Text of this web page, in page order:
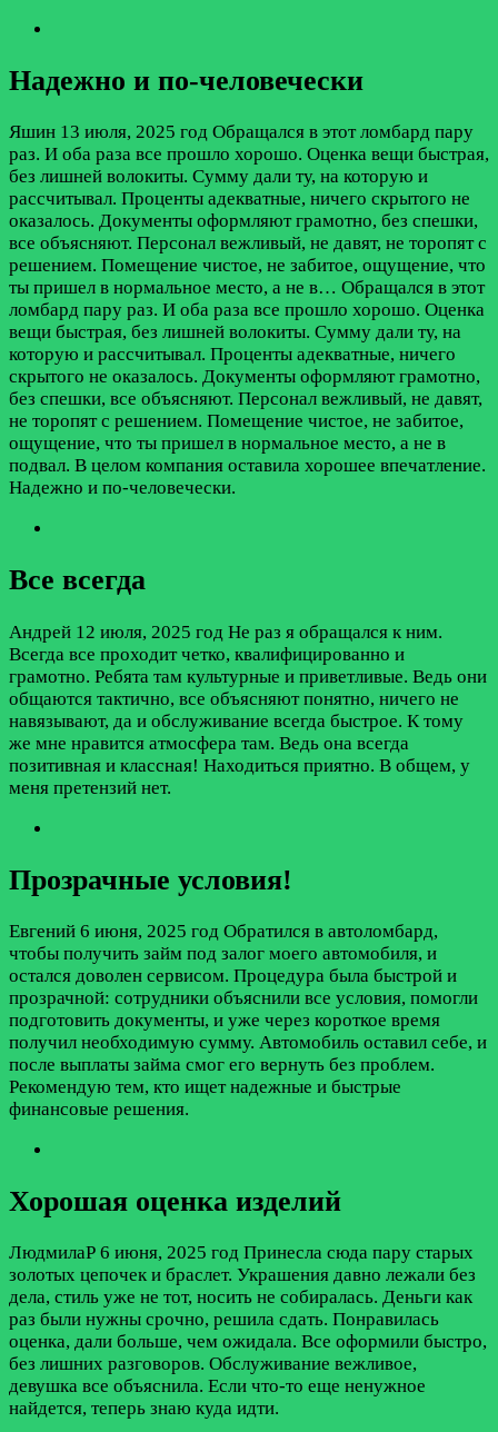
Надежно и по-человечески
Яшин 13 июля, 2025 год Обращался в этот ломбард пару
раз. И оба раза все прошло хорошо. Оценка вещи быстрая,
без лишней волокиты. Сумму дали ту, на которую и
рассчитывал. Проценты адекватные, ничего скрытого не
оказалось. Документы оформляют грамотно, без спешки,
все объясняют. Персонал вежливый, не давят, не торопят с
решением. Помещение чистое, не забитое, ощущение, что
ты пришел в нормальное место, а не в… Обращался в этот
ломбард пару раз. И оба раза все прошло хорошо. Оценка
вещи быстрая, без лишней волокиты. Сумму дали ту, на
которую и рассчитывал. Проценты адекватные, ничего
скрытого не оказалось. Документы оформляют грамотно,
без спешки, все объясняют. Персонал вежливый, не давят,
не торопят с решением. Помещение чистое, не забитое,
ощущение, что ты пришел в нормальное место, а не в
подвал. В целом компания оставила хорошее впечатление.
Надежно и по-человечески.
Все всегда
Андрей 12 июля, 2025 год Не раз я обращался к ним.
Всегда все проходит четко, квалифицированно и
грамотно. Ребята там культурные и приветливые. Ведь они
общаются тактично, все объясняют понятно, ничего не
навязывают, да и обслуживание всегда быстрое. К тому
же мне нравится атмосфера там. Ведь она всегда
позитивная и классная! Находиться приятно. В общем, у
меня претензий нет.
Прозрачные условия!
Евгений 6 июня, 2025 год Обратился в автоломбард,
чтобы получить займ под залог моего автомобиля, и
остался доволен сервисом. Процедура была быстрой и
прозрачной: сотрудники объяснили все условия, помогли
подготовить документы, и уже через короткое время
получил необходимую сумму. Автомобиль оставил себе, и
после выплаты займа смог его вернуть без проблем.
Рекомендую тем, кто ищет надежные и быстрые
финансовые решения.
Хорошая оценка изделий
ЛюдмилаР 6 июня, 2025 год Принесла сюда пару старых
золотых цепочек и браслет. Украшения давно лежали без
дела, стиль уже не тот, носить не собиралась. Деньги как
раз были нужны срочно, решила сдать. Понравилась
оценка, дали больше, чем ожидала. Все оформили быстро,
без лишних разговоров. Обслуживание вежливое,
девушка все объяснила. Если что-то еще ненужное
найдется, теперь знаю куда идти.